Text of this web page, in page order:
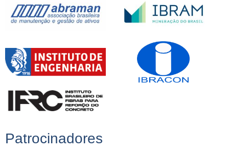
Patrocinadores